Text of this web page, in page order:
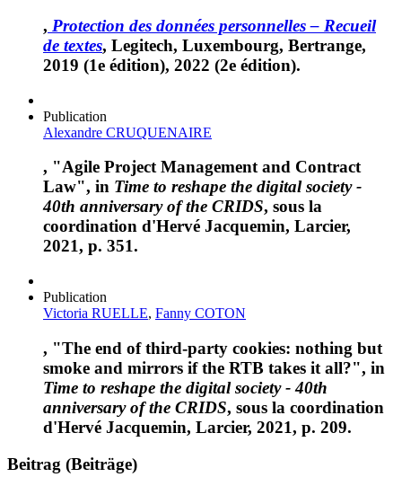
, Protection des données personnelles – Recueil
de textes, Legitech, Luxembourg, Bertrange,
2019 (1e édition), 2022 (2e édition).
Publication
Alexandre CRUQUENAIRE
, "Agile Project Management and Contract
Law", in Time to reshape the digital society -
40th anniversary of the CRIDS, sous la
coordination d'Hervé Jacquemin, Larcier,
2021, p. 351.
Publication
Victoria RUELLE, Fanny COTON
, "The end of third-party cookies: nothing but
smoke and mirrors if the RTB takes it all?", in
Time to reshape the digital society - 40th
anniversary of the CRIDS, sous la coordination
d'Hervé Jacquemin, Larcier, 2021, p. 209.
Beitrag (Beiträge)